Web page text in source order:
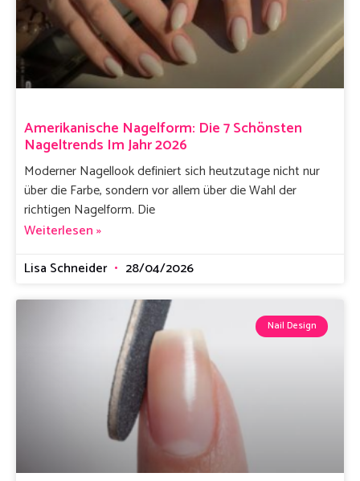
Amerikanische Nagelform: Die 7 Schönsten
Nageltrends Im Jahr 2026
Moderner Nagellook definiert sich heutzutage nicht nur
über die Farbe, sondern vor allem über die Wahl der
richtigen Nagelform. Die
Weiterlesen »
Lisa Schneider
28/04/2026
Nail Design